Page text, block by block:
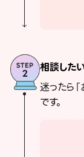
相談した
迷ったら
です。